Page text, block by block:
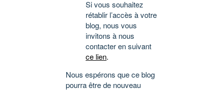
Si vous souhaitez
rétablir l’accès à votre
blog, nous vous
invitons à nous
contacter en suivant
ce lien.
Nous espérons que ce blog
pourra être de nouveau